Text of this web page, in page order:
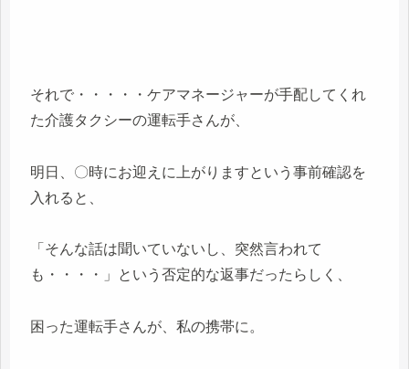
それで・・・・・ケアマネージャーが手配してくれ
た介護タクシーの運転手さんが、
明日、〇時にお迎えに上がりますという事前確認を
入れると、
「そんな話は聞いていないし、突然言われて
も・・・・」という否定的な返事だったらしく、
困った運転手さんが、私の携帯に。